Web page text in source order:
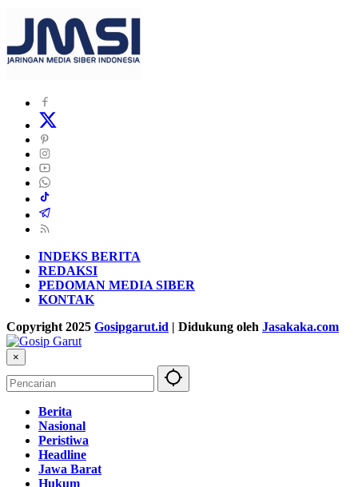
INDEKS BERITA
REDAKSI
PEDOMAN MEDIA SIBER
KONTAK
Copyright 2025 Gosipgarut.id | Didukung oleh Jasakaka.com
×
Berita
Nasional
Peristiwa
Headline
Jawa Barat
Hukum